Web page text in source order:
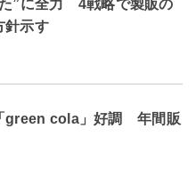
”に全力 4戦略で製販の
示す
green cola」好調 年間販